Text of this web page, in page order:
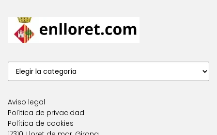
Aviso legal
Política de privacidad
Política de cookies